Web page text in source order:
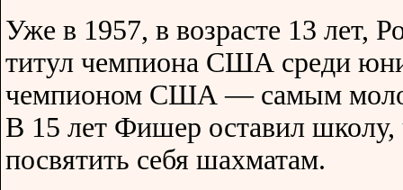
Уже в 1957, в возрасте 13 лет,
титул чемпиона США среди
чемпионом США — самым
В 15 лет Фишер оставил
посвятить себя шахматам.